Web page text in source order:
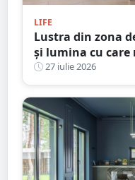
LIFE
Lustra din zona
și lumina cu care
27 iulie 2026